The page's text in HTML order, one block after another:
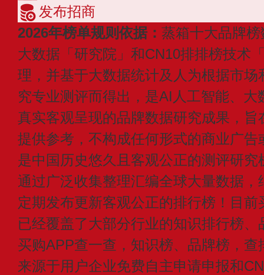
发布招商
2026年榜单规则依据： 蒸箱十大品牌
大数据「研究院」和CN10排排榜技术
理，并基于大数据统计及人为根据市
究专业测评而得出，是AI人工智能、
真实客观呈现的品牌数据研究成果，
提供参考，不构成任何形式的商业广
是中国历史悠久且客观公正的测评研
通过广泛收集整理汇编全球大量数据
定期发布更新客观公正的排行榜！目
已经覆盖了大部分行业的知识排行榜
买购APP查一查，知识榜、品牌榜，
来源于用户企业免费自主申请申报和